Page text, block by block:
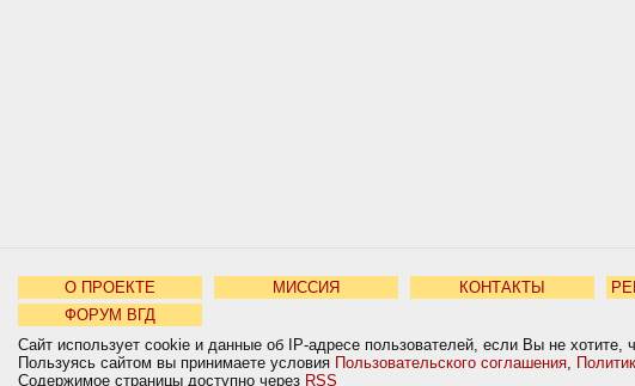
О ПРОЕКТЕ МИССИЯ КОНТАКТЫ
ФОРУМ ВГД
Сайт использует cookie и данные об IP-адресе пользователей, если Вы не хотите,
Пользуясь сайтом вы принимаете условия Пользовательского соглашения,
Содержимое страницы доступно через RSS